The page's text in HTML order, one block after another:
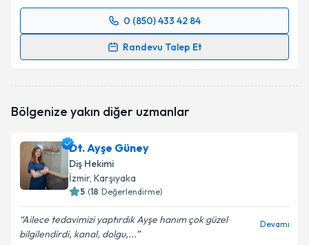
kapsamda işlenmesini kabul ediyorum.
Takvim Talebini Gönder
0 (850) 433 42 84
Randevu Talep Et
Randevu Takvimi Talebi
oluşturun. Size bu uzmandan randevu almanız için bir
Kişisel verilerimin işlenmesine ilişkin
Metni'ni okudum ve kişisel verilerimin belirtilen
kapsamda işlenmesini kabul ediyorum.
Bölgenize yakın diğer uzmanlar
Dt. Ayşe Güney
Diş Hekimi
İzmir, Karşıyaka
5 (18 Değerlendirme)
Ailece tedavimizi yaptırdık Ayşe hanım çok güzel
bilgilendirdi, kanal, dolgu,...
Devamı